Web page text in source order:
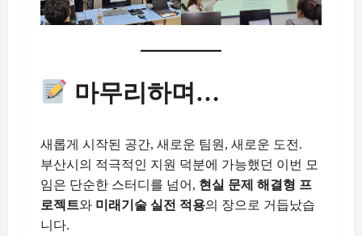
마무리하며…
새롭게 시작된 공간, 새로운 팀원, 새로운 도전.
부산시의 적극적인 지원 덕분에 가능했던 이번 모
임은 단순한 스터디를 넘어, 현실 문제 해결형 프
로젝트와 미래기술 실전 적용의 장으로 거듭났습
니다.